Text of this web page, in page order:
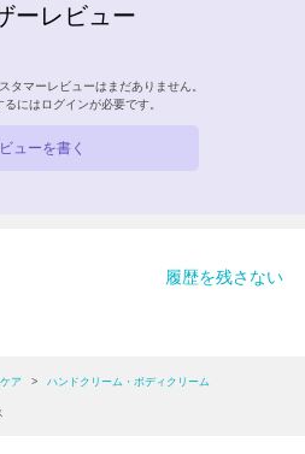
ーレビュー
タマーレビューはまだありません。
るには ログインが必要です。
ューを書く
履歴を残さない
ア >
ハンドクリーム・ボディクリーム